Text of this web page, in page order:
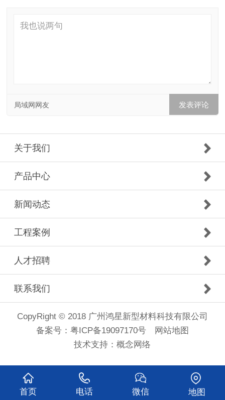
局域网网友
关于我们
产品中心
新闻动态
工程案例
人才招聘
联系我们
CopyRight © 2018 广州鸿星新型材料科技有限公司
备案号： 粤ICP备19097170号
网站地图
技术支持：概念网络
首页 电话 微信 地图